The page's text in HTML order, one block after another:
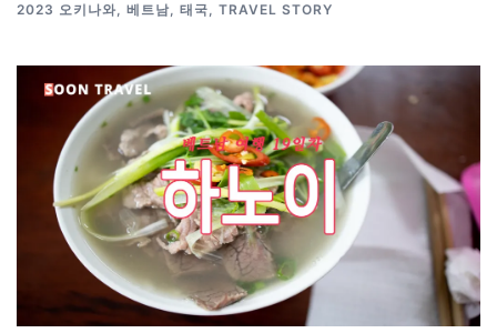
2023 오키나와, 베트남, 태국, TRAVEL STORY